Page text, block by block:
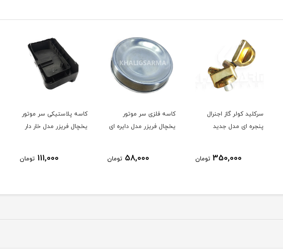
سرکلید کولر گاز اجنرال
پنجره ای مدل جدید
350,000 تومان
کاسه فلزی سر موتور
یخچال فریزر مدل دایره ای
58,000 تومان
کاسه پلاستیکی سر موتور
یخچال فریزر مدل خار دار
111,000 تومان